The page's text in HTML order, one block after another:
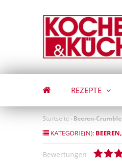
REZEPTE
Startseite -Beeren-Crumble
KATEGORIE(N): BEEREN
Bewertungen